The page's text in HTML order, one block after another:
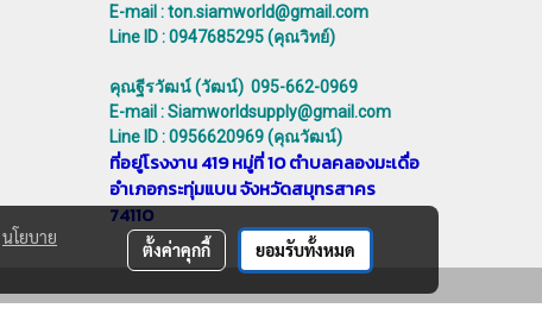
E-mail : ton.siamworld@gmail.com
Line ID : 0947685295 (คุณวิทย์)
คุณฐีรวัฒน์ (วัฒน์) 095-662-0969
E-mail : Siamworldsupply@gmail.com
Line ID : 0956620969 (คุณวัฒน์)
ที่อยู่โรงงาน 419 หมู่ที่ 10 ตำบลคลองมะเดื่อ
อำเภอกระทุ่มแบน จังหวัดสมุทรสาคร
74110
นโยบาย
ตั้งค่าคุกกี้ ยอมรับทั้งหมด